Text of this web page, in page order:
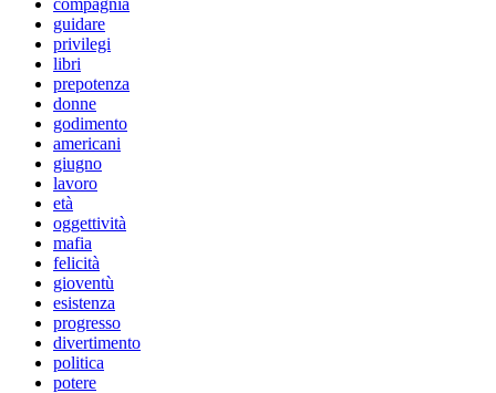
guidare
privilegi
libri
prepotenza
donne
godimento
americani
giugno
lavoro
età
oggettività
mafia
felicità
gioventù
esistenza
progresso
divertimento
politica
potere